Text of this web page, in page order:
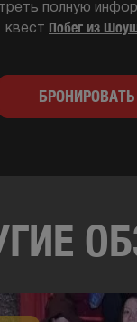
полную
квест Побег из
БРОНИРОВАТЬ